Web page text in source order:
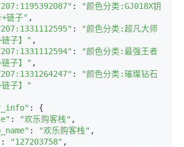
:
"颜色分类:GJ018X钥
+链子" ,
:
"颜色分类:超凡大师
链子】" ,
:
"颜色分类:最强王者
链子】" ,
:
"颜色分类:璀璨钻石
链子】"
: {
: "欢乐购客栈" ,
: "欢乐购客栈" ,
: "127203758" ,